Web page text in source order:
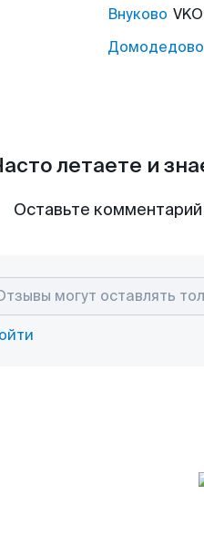
Внуково VKO
Домодедово
летаете и
Оставьте